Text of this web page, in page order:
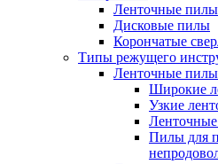
Ленточные пилы
Дисковые пилы
Корончатые
Типы режущего
Ленточные пилы
Широкие
Узкие
Пилы для